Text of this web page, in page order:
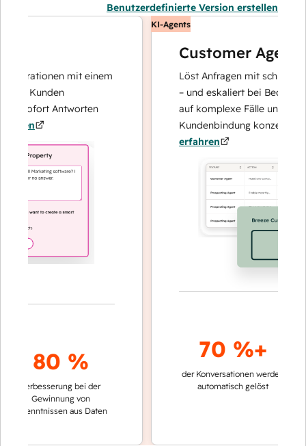
Benutzerdefinierte Version erstellen
mit einem
Kunden
Antworten
80 %
Verbesserung bei der
Gewinnung von
aus Daten
KI-Agents
Customer Agent
Löst Anfragen mit schnellen,
– und eskaliert bei Bedarf,
auf komplexe Fälle und den
Kundenbindung konzentrieren
erfahren
70 %+
der Konversationen werden
automatisch gelöst